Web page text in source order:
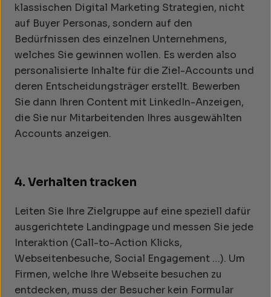
klassischen Digital Marketing Strategien, nicht
auf Buyer Personas, sondern auf den
Bedürfnissen des einzelnen Unternehmens,
welches Sie gewinnen wollen. Es werden also
personalisierte Inhalte für die Ziel-Accounts und
deren Entscheidungsträger erstellt. Bewerben
Sie dann Ihren Content mit LinkedIn-Anzeigen,
die Sie nur Mitarbeitenden Ihres ausgewählten
Accounts anzeigen.
4. Verhalten tracken
Leiten Sie Ihre Zielgruppe auf eine speziell dafür
ausgerichtete Landingpage und messen Sie jede
Interaktion (Call-to-Action Klicks,
Webseitenbesuche, Social Engagement …). Um
Firmen, welche Ihre Webseite besuchen zu
entdecken, muss der Besucher kein Formular